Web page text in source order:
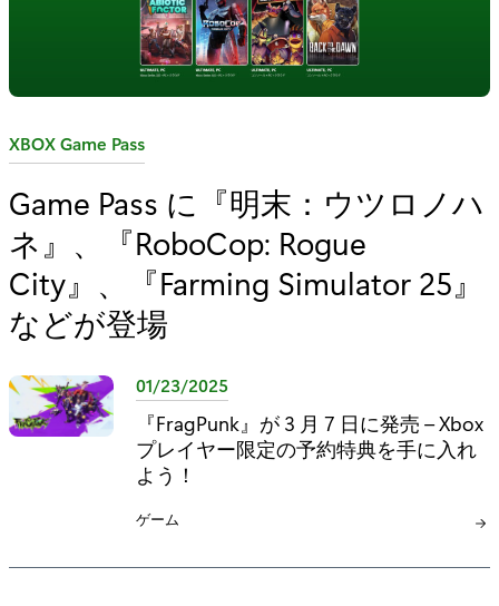
カ
ゴ
リ
XBOX Game Pass
Game Pass に『明末：ウツロノハ
ネ』、『RoboCop: Rogue
City』、『Farming Simulator 25』
などが登場
01/23/2025
『FragPunk』が 3 月 7 日に発売 – Xbox
プレイヤー限定の予約特典を手に入れ
よう！
カ
ゴ
ゲーム